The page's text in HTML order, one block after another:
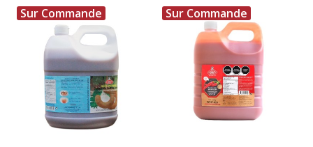
Sur Commande Sur Commande